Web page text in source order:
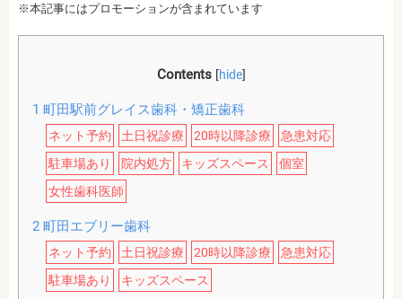
※本記事にはプロモーションが含まれています
Contents [hide]
1 町田駅前グレイス歯科・矯正歯科
ネット予約 土日祝診療 20時以降診療
急患対応
駐車場あり
院内処方 キッズスペース
個室
女性歯科医師
2町田エブリー歯科
ネット予約 土日祝診療 20時以降診療
急患対応
駐車場あり
キッズスペース